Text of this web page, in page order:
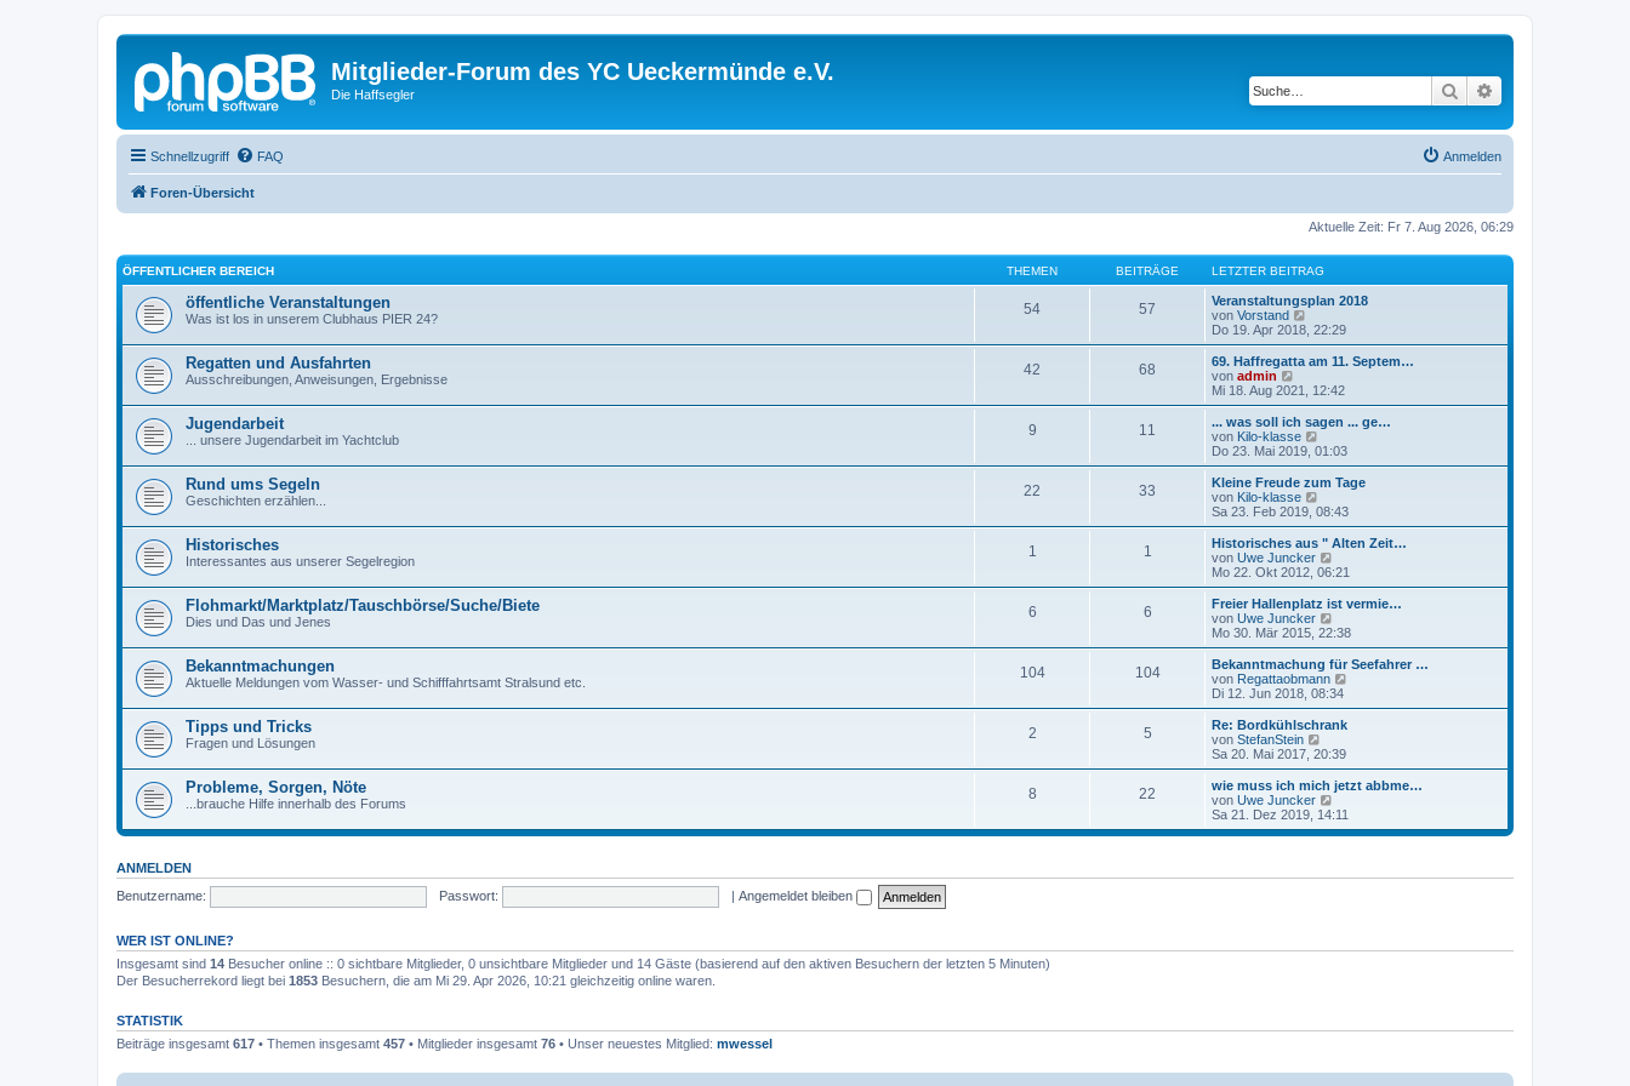
Mitglieder-Forum des YC Ueckermünde e.V.
Die Haffsegler Suche
Schnellzugriff FAQ Anmelden
Foren-Übersicht
Aktuelle Zeit: Fr 7. Aug 2026, 06:29
ÖFFENTLICHER BEREICH THEMEN BEITRÄGE LETZTER BEITRAG
öffentliche Veranstaltungen
Was ist los in unserem Clubhaus PIER 24?
54 57
Veranstaltungsplan 2018
von Vorstand
e
u
e
e
B
e
i
r
a
g
Do 19. Apr 2018, 22:29
Regatten und Ausfahrten
Ausschreibungen, Anweisungen, Ergebnisse
42 68
69. Haffregatta am 11. Septem…
von admin
e
u
e
s
t
B
e
i
r
a
g
Mi 18. Aug 2021, 12:42
Jugendarbeit
... unsere Jugendarbeit im Yachtclub
9 11
... was soll ich sagen ... ge…
von Kilo-klasse
e
u
e
t
r
B
e
i
r
a
g
Do 23. Mai 2019, 01:03
Rund ums Segeln
Geschichten erzählen...
22 33
Kleine Freude zum Tage
von Kilo-klasse
e
u
e
s
t
B
e
i
r
a
g
Sa 23. Feb 2019, 08:43
Historisches
Interessantes aus unserer Segelregion
1 1
Historisches aus " Alten Zeit…
von Uwe Juncker
e
u
e
t
r
B
e
i
r
g
Mo 22. Okt 2012, 06:21
Flohmarkt/Marktplatz/Tauschbörse/Suche/Biete
Dies und Das und Jenes
6 6
Freier Hallenplatz ist vermie…
von Uwe Juncker
e
u
e
s
t
B
e
i
r
g
Mo 30. Mär 2015, 22:38
Bekanntmachungen
Aktuelle Meldungen vom Wasser- und Schifffahrtsamt Stralsund etc.
104 104
Bekanntmachung für Seefahrer …
von Regattaobmann
u
r
B
i
t
g
Di 12. Jun 2018, 08:34
Tipps und Tricks
Fragen und Lösungen
2 5
Re: Bordkühlschrank
von StefanStein
e
u
e
s
t
r
i
Sa 20. Mai 2017, 20:39
Probleme, Sorgen, Nöte
...brauche Hilfe innerhalb des Forums
8 22
wie muss ich mich jetzt abbme…
von Uwe Juncker
e
u
Sa 21. Dez 2019, 14:11
ANMELDEN
Benutzername:
Passwort: | Angemeldet bleiben
WER IST ONLINE?
Insgesamt sind 14 Besucher online :: 0 sichtbare Mitglieder, 0 unsichtbare Mitglieder und 14 Gäste (basierend auf den aktiven Besuchern der letzten 5 Minuten)
Der Besucherrekord liegt bei 1853 Besuchern, die am Mi 29. Apr 2026, 10:21 gleichzeitig online waren.
STATISTIK
Beiträge insgesamt 617 • Themen insgesamt 457 • Mitglieder insgesamt 76 • Unser neuestes Mitglied: mwessel